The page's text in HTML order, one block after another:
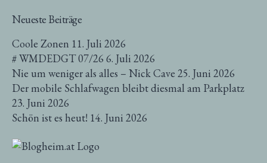
Neueste Beiträge
Coole Zonen 11. Juli 2026
# WMDEDGT 07/26 6. Juli 2026
Nie um weniger als alles – Nick Cave 25. Juni 2026
Der mobile Schlafwagen bleibt diesmal am Parkplatz
23. Juni 2026
Schön ist es heut! 14. Juni 2026